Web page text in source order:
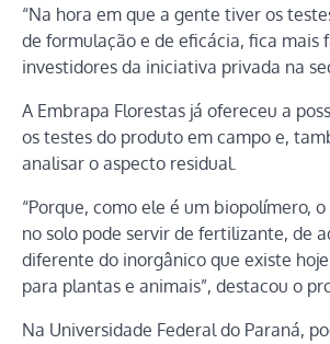
“Na hora em que a gente tiver os
de formulação e de eficácia, fica mais
investidores da iniciativa privada na
A Embrapa Florestas já ofereceu a
os testes do produto em campo e,
analisar o aspecto residual.
“Porque, como ele é um biopolímero,
no solo pode servir de fertilizante, de
diferente do inorgânico que existe
para plantas e animais”, destacou o
Na Universidade Federal do Paraná,